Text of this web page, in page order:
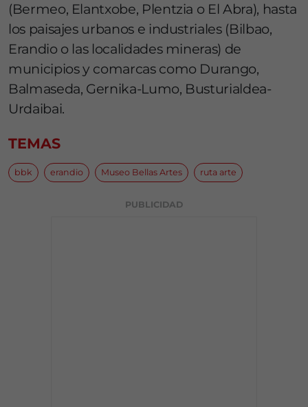
(Bermeo, Elantxobe, Plentzia o El Abra), hasta
los paisajes urbanos e industriales (Bilbao,
Erandio o las localidades mineras) de
municipios y comarcas como Durango,
Balmaseda, Gernika-Lumo, Busturialdea-
Urdaibai.
TEMAS
bbk erandio Museo Bellas Artes ruta arte
PUBLICIDAD